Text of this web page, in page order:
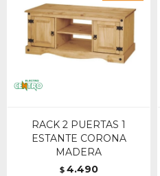
RACK 2 PUERTAS 1
ESTANTE CORONA
MADERA
$ 4.490